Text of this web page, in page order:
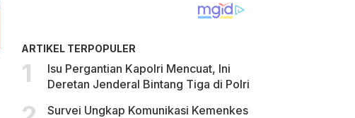
ARTIKEL TERPOPULER
Isu Pergantian Kapolri Mencuat, Ini
Deretan Jenderal Bintang Tiga di Polri
Survei Ungkap Komunikasi Kemenkes